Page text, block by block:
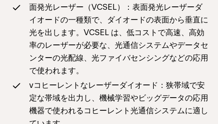
面発光レーザー（VCSEL）：表面発光レーザーダ
イオードの一種類で、ダイオードの表面から垂直に
光を出します。VCSEL は、低コストで高速、高効
率のレーザーが必要な、光通信システムやデータセ
ンターの光配線、光ファイバセンシングなどの応用
で使われます。
vコヒーレントなレーザーダイオード：狭帯域で安
定な帯域を出力し、機械学習やビッグデータの応用
機器で使われるコヒーレント光通信システムに適し